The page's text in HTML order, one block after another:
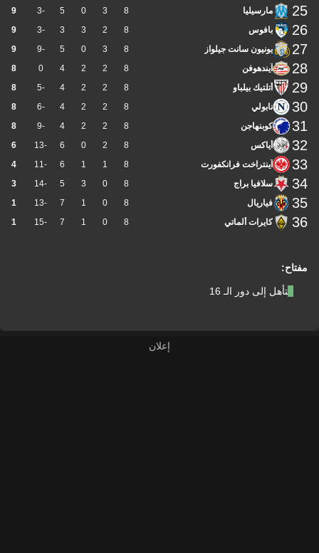
مفتاح:
التأهل إلى دور الـ 16
25 مارسيليا 8
3
0
5
-3
9
26 بافوس 8
2
3
3
-3
9
27 يونيون سانت جيلواز 8
3
0
5
-9
9
28 آيندهوفن 8
2
2
4
0
8
29 أتلتيك بيلباو 8
2
2
4
-5
8
30 نابولي 8
2
2
4
-6
8
31 كوبنهاجن 8
2
2
4
-9
8
32 أياكس 8
2
0
6
-13
6
33 آينتراخت فرانكفورت 8
1
1
6
-11
4
34 سلافيا براج 8
0
3
5
-14
3
35 فياريال 8
0
1
7
-13
1
36 كايرات ألماتي 8
0
1
7
-15
1